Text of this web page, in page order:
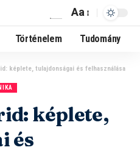
Aa
Történelem Tudomány
képlete, tulajdonságai és felhasználása
képlete,
és